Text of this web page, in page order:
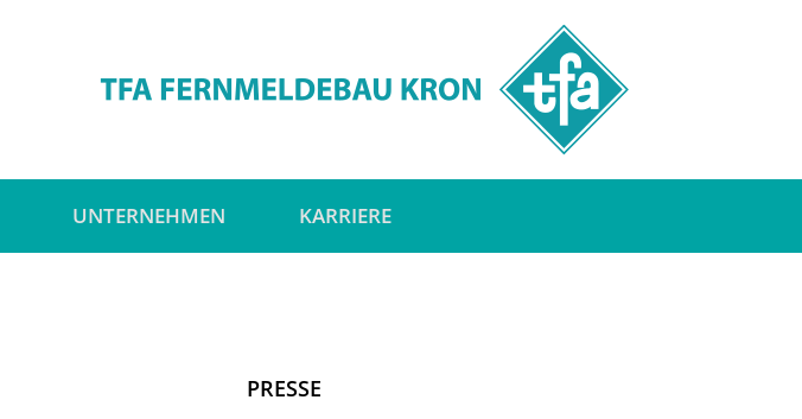
UNTERNEHMEN KARRIERE
PRESSE